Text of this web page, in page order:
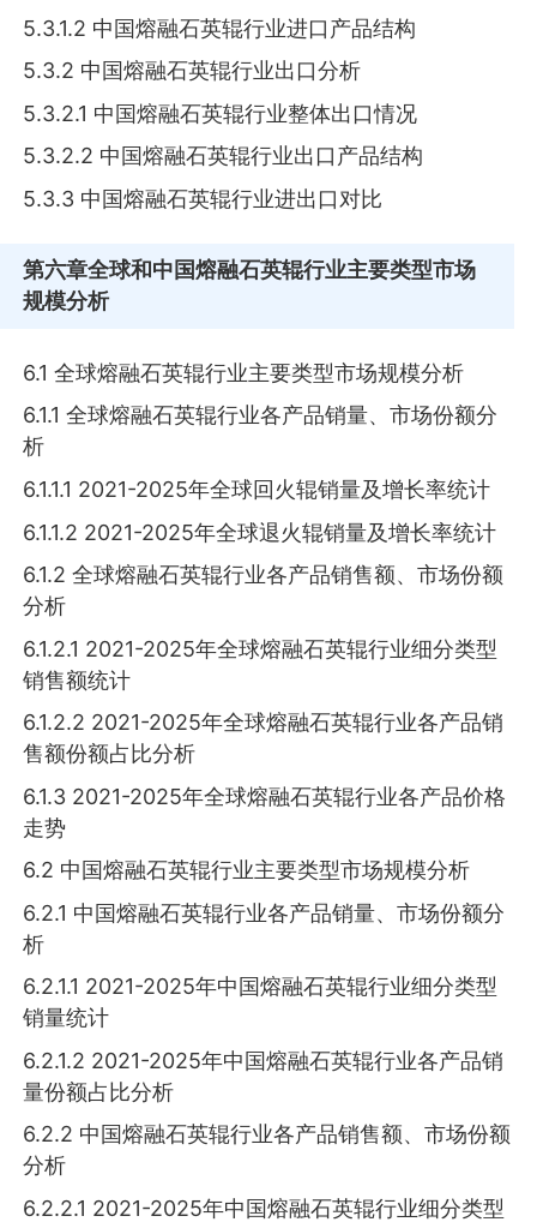
5.3.1.2 中国熔融石英辊行业进口产品结构
5.3.2 中国熔融石英辊行业出口分析
5.3.2.1 中国熔融石英辊行业整体出口情况
5.3.2.2 中国熔融石英辊行业出口产品结构
5.3.3 中国熔融石英辊行业进出口对比
第六章全球和中国熔融石英辊行业主要类型市场
规模分析
6.1 全球熔融石英辊行业主要类型市场规模分析
6.1.1 全球熔融石英辊行业各产品销量、市场份额分
析
6.1.1.1 2021-2025年全球回火辊销量及增长率统计
6.1.1.2 2021-2025年全球退火辊销量及增长率统计
6.1.2 全球熔融石英辊行业各产品销售额、市场份额
分析
6.1.2.1 2021-2025年全球熔融石英辊行业细分类型
销售额统计
6.1.2.2 2021-2025年全球熔融石英辊行业各产品销
售额份额占比分析
6.1.3 2021-2025年全球熔融石英辊行业各产品价格
走势
6.2 中国熔融石英辊行业主要类型市场规模分析
6.2.1 中国熔融石英辊行业各产品销量、市场份额分
析
6.2.1.1 2021-2025年中国熔融石英辊行业细分类型
销量统计
6.2.1.2 2021-2025年中国熔融石英辊行业各产品销
量份额占比分析
6.2.2 中国熔融石英辊行业各产品销售额、市场份额
分析
6.2.2.1 2021-2025年中国熔融石英辊行业细分类型